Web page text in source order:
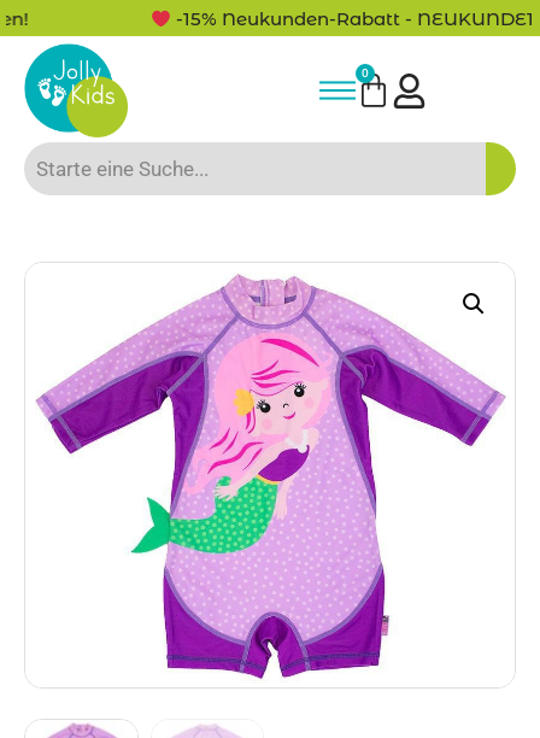
-15% Neukunden-Rabatt - NEUKUNDE15
0